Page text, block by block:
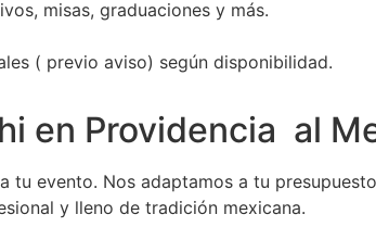
misas, graduaciones y más.
( previo aviso) según disponibilidad.
en Providencia al
tu evento. Nos adaptamos a tu
y lleno de tradición mexicana.